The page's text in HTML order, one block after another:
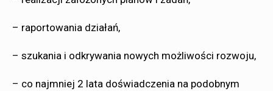
– raportowania działań,
– szukania i odkrywania nowych możliwości rozwoju,
– co najmniej 2 lata doświadczenia na podobnym